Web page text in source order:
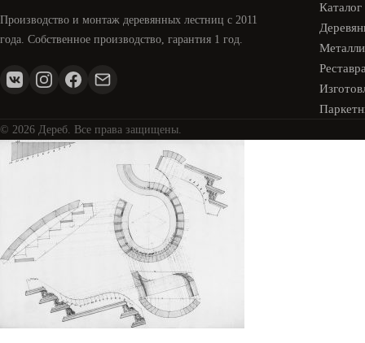
Производство и монтаж деревянных лестниц с 2011
года. Собственное производство, гарантия 1 год.
Каталог
© 2026 Дереб. Все права защищены.